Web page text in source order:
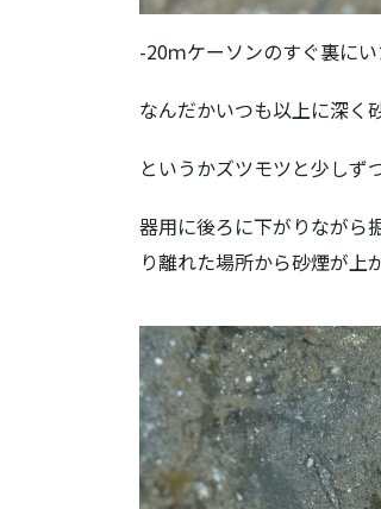
-20ｍケーソンのすぐ裏にい
なんだかいつも以上に深く
というかズツモツと少しず
器用に後ろに下がりながら
り離れた場所から砂煙が上